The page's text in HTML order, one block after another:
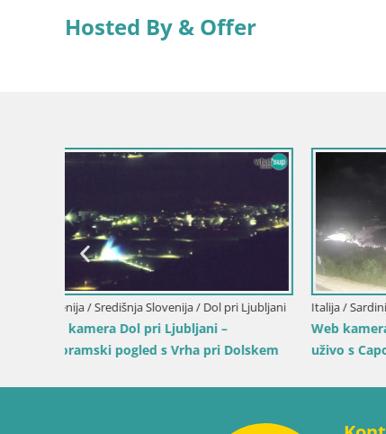
Hosted By & Offer
Slovenija / Savinjska / Velenje
Web kamera Velenjsko jezero – Plaža
Velenje uživo
Web
luku i